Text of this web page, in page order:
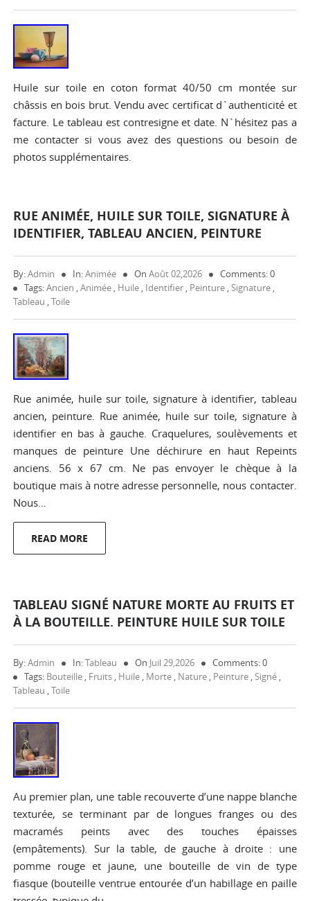
Huile sur toile en coton format 40/50 cm montée sur
châssis en bois brut. Vendu avec certificat d`authenticité et
facture. Le tableau est contresigne et date. N`hésitez pas a
me contacter si vous avez des questions ou besoin de
photos supplémentaires.
RUE ANIMÉE, HUILE SUR TOILE, SIGNATURE À
IDENTIFIER, TABLEAU ANCIEN, PEINTURE
By:Admin In:Animée OnAoût 02,2026
Comments: 0
Tags:Ancien ,Animée , Huile , Identifier , Peinture ,Signature ,
Tableau ,Toile
Rue animée, huile sur toile, signature à identifier, tableau
ancien, peinture. Rue animée, huile sur toile, signature à
identifier en bas à gauche. Craquelures, soulèvements et
manques de peinture Une déchirure en haut Repeints
anciens. 56 x 67 cm. Ne pas envoyer le chèque à la
boutique mais à notre adresse personnelle, nous contacter.
Nous…
READ MORE
TABLEAU SIGNÉ NATURE MORTE AU FRUITS ET
À LA BOUTEILLE. PEINTURE HUILE SUR TOILE
By:Admin In:Tableau On Juil 29,2026
Comments: 0
Tags: Bouteille , Fruits , Huile , Morte , Nature , Peinture ,Signé ,
Tableau ,Toile
Au premier plan, une table recouverte d’une nappe blanche
texturée, se terminant par de longues franges ou des
macramés peints avec des touches épaisses
(empâtements). Sur la table, de gauche à droite : une
pomme rouge et jaune, une bouteille de vin de type
fiasque (bouteille ventrue entourée d’un habillage en paille